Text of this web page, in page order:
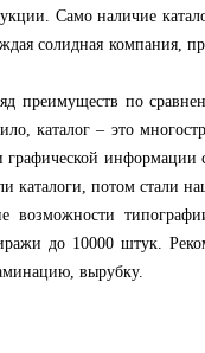
Само наличие
солидная компания,
по
каталог – это
графической
каталоги, потом стали
до 10000 штук.
вырубку.